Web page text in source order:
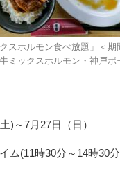
スホルモン食べ放題」＜
ミックスホルモン・神戸ポ
)～7月27日（日）
ム(11時30分～14時30